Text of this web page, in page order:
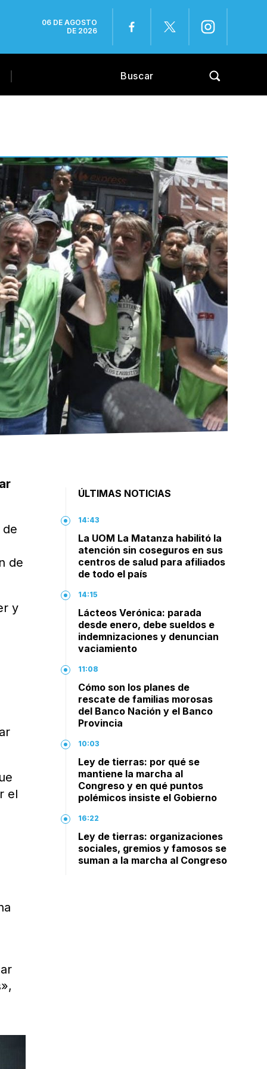
06 DE AGOSTO
DE 2026
de
y
el
ÚLTIMAS NOTICIAS
14:43
La UOM La Matanza habilitó la
atención sin coseguros en sus
centros de salud para afiliados
de todo el país
14:15
Lácteos Verónica: parada
desde enero, debe sueldos e
indemnizaciones y denuncian
vaciamiento
11:08
Cómo son los planes de
rescate de familias morosas
del Banco Nación y el Banco
Provincia
10:03
Ley de tierras: por qué se
mantiene la marcha al
Congreso y en qué puntos
polémicos insiste el Gobierno
16:22
Ley de tierras: organizaciones
sociales, gremios y famosos se
suman a la marcha al Congreso